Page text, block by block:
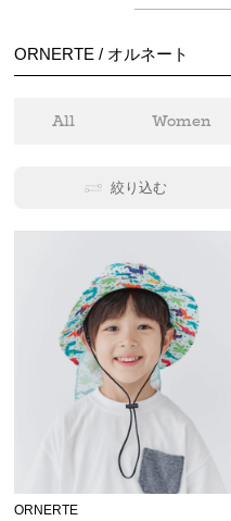
ORNERTE / オルネート
All Women
絞り込む
ORNERTE